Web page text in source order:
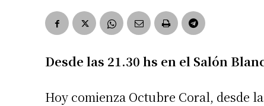
Desde las 21.30 hs en el Salón
Hoy comienza Octubre Coral, desde